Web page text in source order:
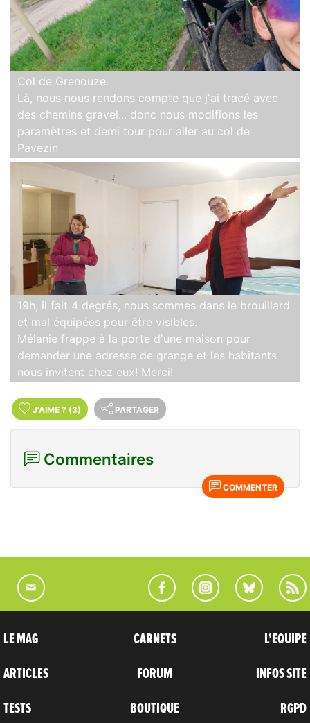
Col de Grenouze.
Là, nous nous rendons compte que j'ai tracé avec
des chemins gravel... donc nous modifions les
paramètres et demi tour pour aller au col de
Pavezin
19h, il fait 4 degrés, nous sommes dans le brouillard
et mal équipées pour être visibles.
Mélanie frappe à la porte d'une maison pour
demander une adresse de grange et les habitants
nous invitent chez eux! Merci!
J'AIME ? (3) PARTAGER
Commentaires
COMMENTER
LE MAG
ARTICLES
TESTS
CARNETS
FORUM
BOUTIQUE
L'EQUIPE
INFOS SITE
RGPD